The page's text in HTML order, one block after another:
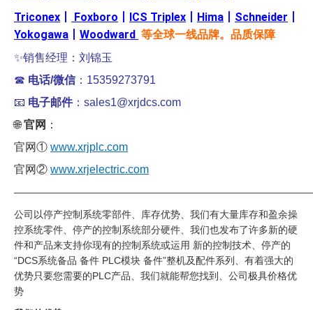
Triconex
Foxboro ICS Triplex Hima Schneider
Yokogawa
Woodward 等全球一线品牌。品质保障
✨销售经理：刘锦玉
☎ 电话/微信：15359273791
📧 电子邮件：sales1@xrjdcs.com
🌐官网 ：
官网① www.xrjplc.com
官网② www.xrjelectric.com
公司以停产控制系统零部件、库存优势、我们有大量库存和盈余操
控系统零件、停产的控制系统部分硬件、我们也发布了许多新的硬
件和产品来支持你现有的控制系统或运用 新的控制技术、停产的
“DCS系统备品 备件 PLC模块 备件”整机及配件系列、有着强大的
优势只要您需要的PLC产品、我们就能帮您找到、公司极具价格优
势